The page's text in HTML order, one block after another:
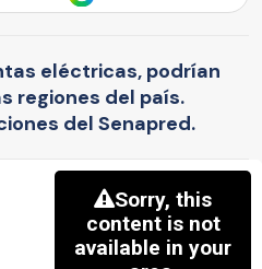
eléctricas, podrían
regiones del país.
del Senapred.